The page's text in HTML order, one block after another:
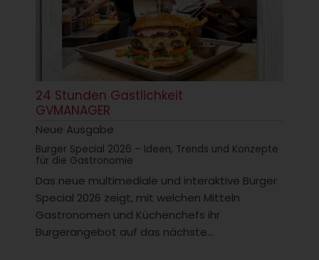
24 Stunden Gastlichkeit
GVMANAGER
Neue Ausgabe
Burger Special 2026 – Ideen, Trends und Konzepte
für die Gastronomie
Das neue multimediale und interaktive Burger
Special 2026 zeigt, mit welchen Mitteln
Gastronomen und Küchenchefs ihr
Burgerangebot auf das nächste...